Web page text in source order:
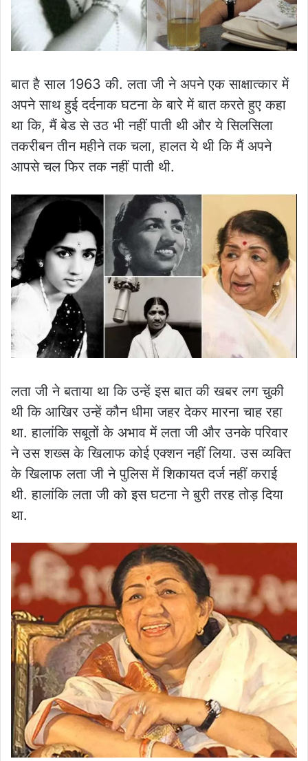
बात है साल 1963 की. लता जी ने अपने एक साक्षात्कार में
अपने साथ हुई दर्दनाक घटना के बारे में बात करते हुए कहा
था कि, मैं बेड से उठ भी नहीं पाती थी और ये सिलसिला
तकरीबन तीन महीने तक चला, हालत ये थी कि मैं अपने
आपसे चल फिर तक नहीं पाती थी.
लता जी ने बताया था कि उन्हें इस बात की खबर लग चुकी
थी कि आखिर उन्हें कौन धीमा जहर देकर मारना चाह रहा
था. हालांकि सबूतों के अभाव में लता जी और उनके परिवार
ने उस शख्स के खिलाफ कोई एक्शन नहीं लिया. उस व्यक्ति
के खिलाफ लता जी ने पुलिस में शिकायत दर्ज नहीं कराई
थी. हालांकि लता जी को इस घटना ने बुरी तरह तोड़ दिया
था.